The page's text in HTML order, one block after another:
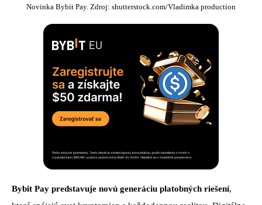
Novinka Bybit Pay. Zdroj: shutterstock.com/Vladimka production
Bybit Pay predstavuje novú generáciu platobných riešení,